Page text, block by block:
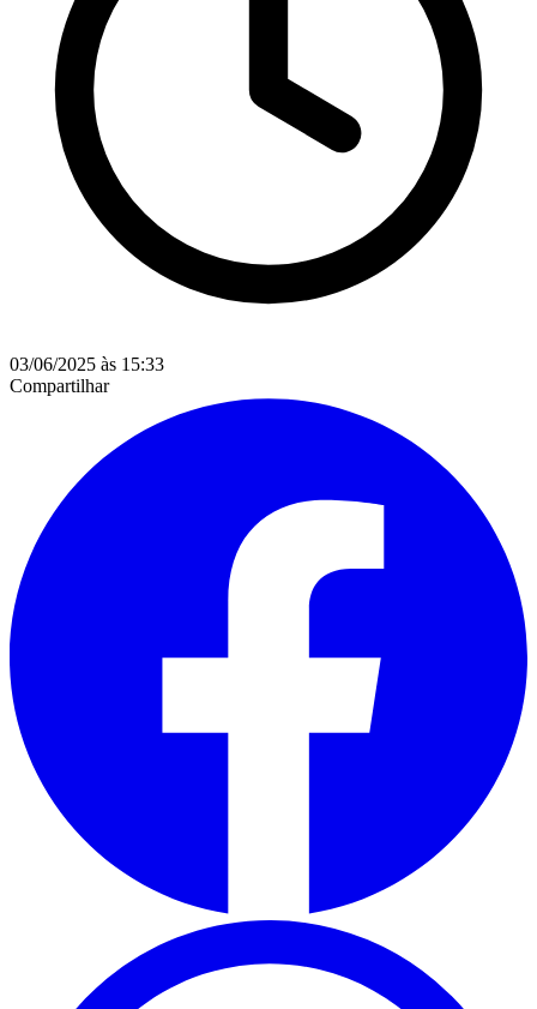
03/06/2025 às 15:33
Compartilhar